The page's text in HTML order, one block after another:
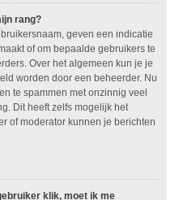
rang?
geven een indicatie
of om bepaalde gebruikers te
Over het algemeen kun je je
worden door een beheerder. Nu
te spammen met onzinnig veel
Dit heeft zelfs mogelijk het
of moderator kunnen je berichten
klik, moet ik me